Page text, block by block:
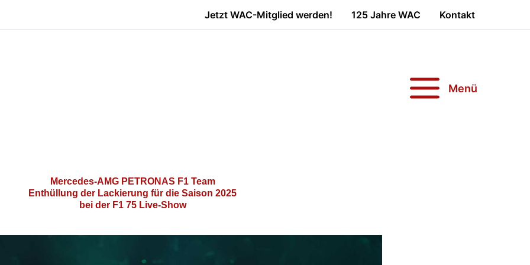
Jetzt WAC-Mitglied werden! 125 Jahre WAC Kontakt
Menü
Mercedes-AMG PETRONAS F1 Team
Enthüllung der Lackierung für die Saison 2025
bei der F1 75 Live-Show